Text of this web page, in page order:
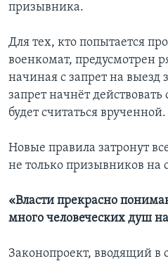
призывника.
Для тех, кто попытается
военкомат, предусмотрен
начиная с запрет на выезд
запрет начнёт действовать
будет считаться врученной.
Новые правила затронут
не только призывников на
«Власти прекрасно
много человеческих душ
Законопроект, вводящий в